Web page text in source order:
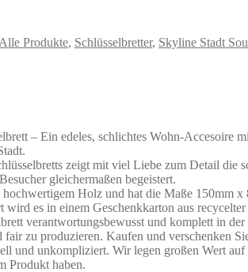
Alle Produkte, Schlüsselbretter, Skyline Stadt
– Ein edeles, schlichtes Wohn-Accesoire
zeigt mit viel Liebe zum Detail die
gleichermaßen begeistert.
hochwertigem Holz und hat die Maße 150mm
wird es in einem Geschenkkarton aus
verantwortungsbewusst und komplett in
fair zu produzieren. Kaufen und verschenken
und unkompliziert. Wir legen großen Wert
Produkt haben.